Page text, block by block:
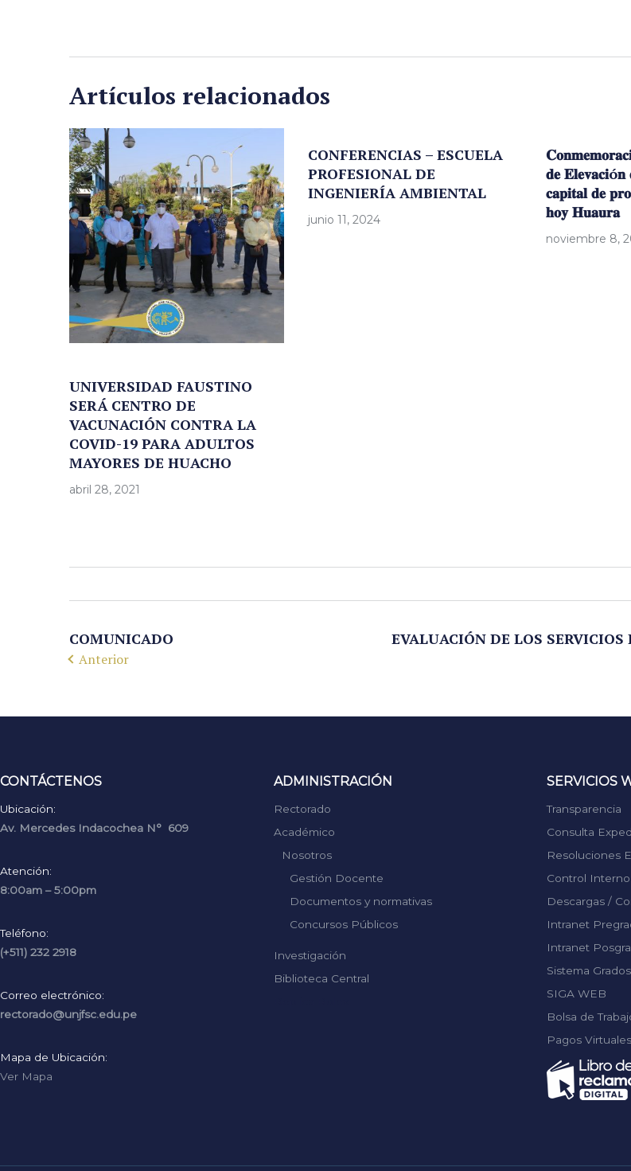
Artículos relacionados
UNIVERSIDAD FAUSTINO
SERÁ CENTRO DE
VACUNACIÓN CONTRA LA
COVID-19 PARA ADULTOS
MAYORES DE HUACHO
abril 28, 2021
CONFERENCIAS – ESCUELA
PROFESIONAL DE
INGENIERÍA AMBIENTAL
junio 11, 2024
𝐝𝐞
𝐜𝐚𝐩𝐢𝐭𝐚𝐥 𝐝𝐞
𝐡𝐨𝐲 𝐇𝐮𝐚𝐮𝐫𝐚
noviembre 8,
COMUNICADO
Anterior
EVALUACIÓN DE LOS
CONTÁCTENOS
Ubicación:
Av. Mercedes Indacochea N° 609
Atención:
8:00am – 5:00pm
Teléfono:
(+511) 232 2918
Correo electrónico:
rectorado@unjfsc.edu.pe
Mapa de Ubicación:
Ver Mapa
ADMINISTRACIÓN
Rectorado
Académico
Nosotros
Gestión Docente
Documentos y normativas
Concursos Públicos
Investigación
Biblioteca Central
SERVICIOS
Transparencia
Consulta
Resoluciones
Control Interno
Descargas /
Intranet
Intranet
Sistema
SIGA WEB
Bolsa de
Pagos Virtuales